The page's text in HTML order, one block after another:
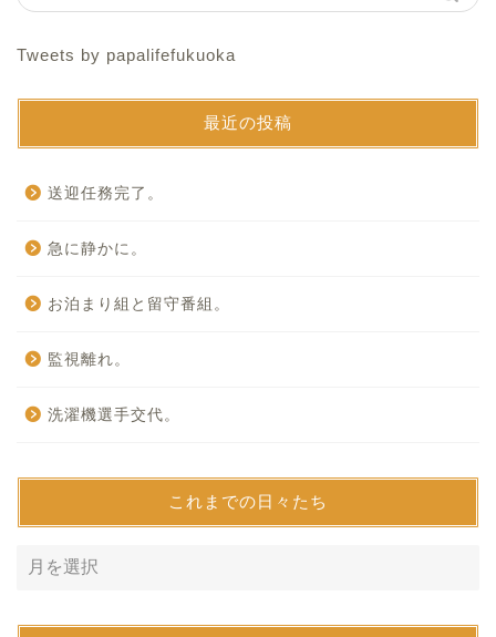
Tweets by papalifefukuoka
最近の投稿
送迎任務完了。
急に静かに。
お泊まり組と留守番組。
監視離れ。
洗濯機選手交代。
これまでの日々たち